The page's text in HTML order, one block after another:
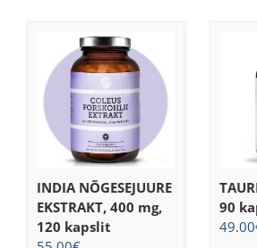
INDIA NÕGESEJUURE
EKSTRAKT, 400 mg,
120 kapslit
90
49.00